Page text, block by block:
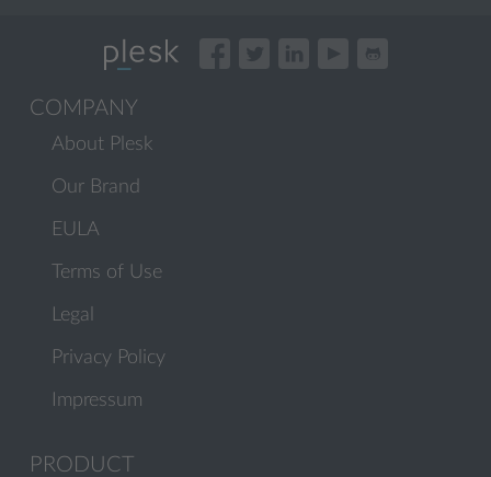
COMPANY
About Plesk
Our Brand
EULA
Terms of Use
Legal
Privacy Policy
Impressum
PRODUCT